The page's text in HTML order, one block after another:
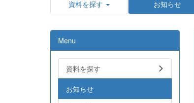
資料を探す お知らせ
Menu
資料を探す
お知らせ